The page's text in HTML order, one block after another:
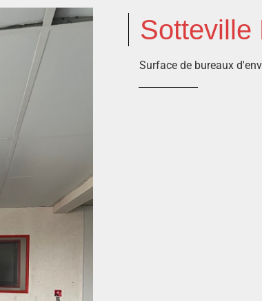
Sotteville
Surface de bureaux